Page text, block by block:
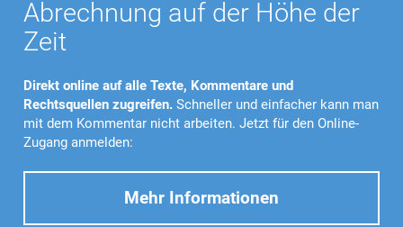
Abrechnung auf der Höhe der
Zeit
Direkt online auf alle Texte, Kommentare und
Rechtsquellen zugreifen. Schneller und einfacher kann man
mit dem Kommentar nicht arbeiten. Jetzt für den Online-
Zugang anmelden:
Mehr Informationen